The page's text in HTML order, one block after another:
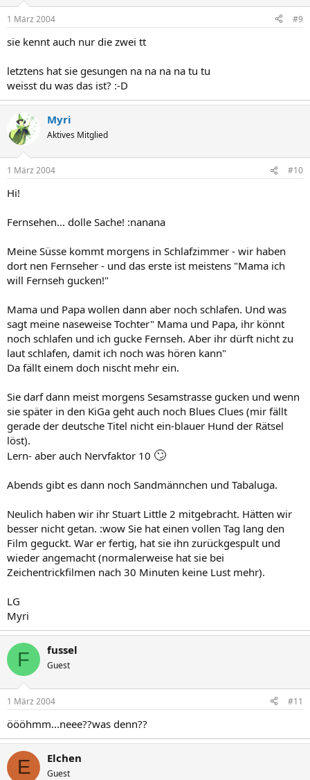
1 März 2004 #9
sie kennt auch nur die zwei tt
letztens hat sie gesungen na na na na tu tu
weisst du was das ist? :-D
Myri
Aktives Mitglied
1 März 2004 #10
Hi!
Fernsehen... dolle Sache! :nanana
Meine Süsse kommt morgens in Schlafzimmer - wir haben
dort nen Fernseher - und das erste ist meistens "Mama ich
will Fernseh gucken!"
Mama und Papa wollen dann aber noch schlafen. Und was
sagt meine naseweise Tochter" Mama und Papa, ihr könnt
noch schlafen und ich gucke Fernseh. Aber ihr dürft nicht zu
laut schlafen, damit ich noch was hören kann"
Da fällt einem doch nischt mehr ein.
Sie darf dann meist morgens Sesamstrasse gucken und wenn
sie später in den KiGa geht auch noch Blues Clues (mir fällt
gerade der deutsche Titel nicht ein-blauer Hund der Rätsel
löst).
Lern- aber auch Nervfaktor 10 🙄
Abends gibt es dann noch Sandmännchen und Tabaluga.
Neulich haben wir ihr Stuart Little 2 mitgebracht. Hätten wir
besser nicht getan. :wow Sie hat einen vollen Tag lang den
Film geguckt. War er fertig, hat sie ihn zurückgespult und
wieder angemacht (normalerweise hat sie bei
Zeichentrickfilmen nach 30 Minuten keine Lust mehr).
LG
Myri
F fussel
Guest
1 März 2004 #11
öööhmm...neee??was denn??
E Elchen
Guest